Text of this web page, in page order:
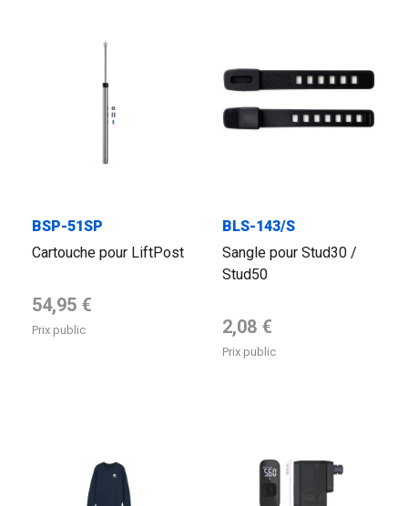
BSP-51SP
Cartouche pour LiftPost
Prix de base
54,95 €
Prix public
BLS-143/S
Sangle pour Stud30 /
Stud50
Prix de base
2,08 €
Prix public